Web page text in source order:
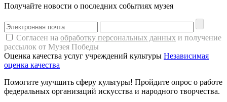
Получайте новости о последних событиях музея
Согласен на обработку персональных данных и получение
рассылок от Музея Победы
Оценка качества услуг учреждений культуры Независимая
оценка качества
Помогите улучшить сферу культуры! Пройдите опрос о работе
федеральных организаций искусства и народного творчества.